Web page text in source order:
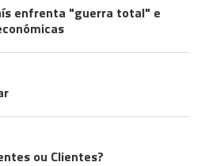
enfrenta "guerra total" e
ou Clientes?